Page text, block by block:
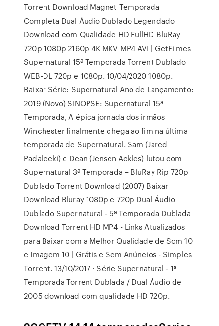
Torrent Download Magnet Temporada
Completa Dual Áudio Dublado Legendado
Download com Qualidade HD FullHD BluRay
720p 1080p 2160p 4K MKV MP4 AVI | GetFilmes
Supernatural 15ª Temporada Torrent Dublado
WEB-DL 720p e 1080p. 10/04/2020 1080p.
Baixar Série: Supernatural Ano de Lançamento:
2019 (Novo) SINOPSE: Supernatural 15ª
Temporada, A épica jornada dos irmãos
Winchester finalmente chega ao fim na última
temporada de Supernatural. Sam (Jared
Padalecki) e Dean (Jensen Ackles) lutou com
Supernatural 3ª Temporada – BluRay Rip 720p
Dublado Torrent Download (2007) Baixar
Download Bluray 1080p e 720p Dual Áudio
Dublado Supernatural - 5ª Temporada Dublada
Download Torrent HD MP4 - Links Atualizados
para Baixar com a Melhor Qualidade de Som 10
e Imagem 10 | Grátis e Sem Anúncios - Simples
Torrent. 13/10/2017 · Série Supernatural - 1ª
Temporada Torrent Dublada / Dual Áudio de
2005 download com qualidade HD 720p.